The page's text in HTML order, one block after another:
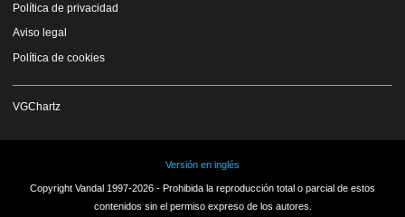
Política de privacidad
Aviso legal
Política de cookies
VGChartz
Versión en inglés
Copyright Vandal 1997-2026 - Prohibida la reproducción total o parcial de estos
contenidos sin el permiso expreso de los autores.